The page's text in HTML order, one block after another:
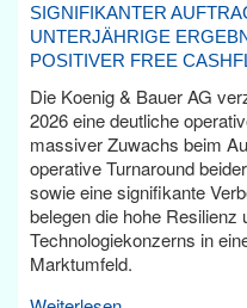
SIGNIFIKANTER
UNTERJÄHRIGE
POSITIVER FREE
Die Koenig & Bauer AG
2026 eine deutliche
massiver Zuwachs beim
operative Turnaround
sowie eine signifikante
belegen die hohe Resilienz
Technologiekonzerns in
Marktumfeld.